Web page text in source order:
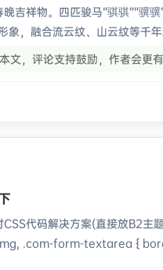
祥物。四匹骏马“骐骐”“骥骥
象，融合流云纹、山云纹等千
成功、前程似锦…
文，评论支持鼓励，作者会更
代码解决方案(直接放B2主
.com-form-textarea {